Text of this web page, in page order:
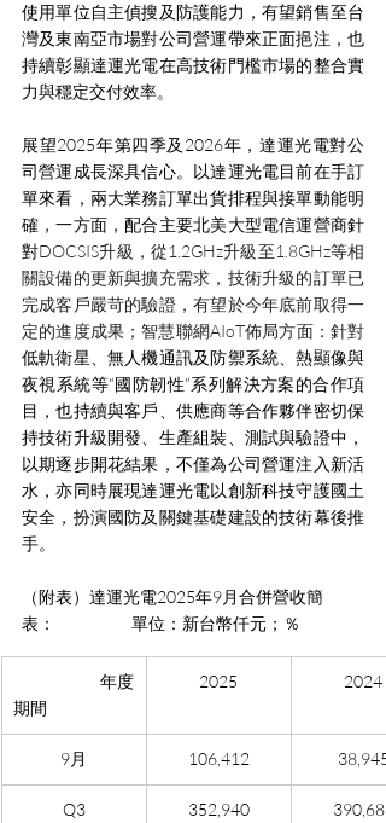
使用單位自主偵搜及防護能力，有望銷售至台
灣及東南亞市場對公司營運帶來正面挹注，也
持續彰顯達運光電在高技術門檻市場的整合實
力與穩定交付效率。
展望2025年第四季及2026年，達運光電對公
司營運成長深具信心。以達運光電目前在手訂
單來看，兩大業務訂單出貨排程與接單動能明
確，一方面，配合主要北美大型電信運營商針
對DOCSIS升級，從1.2GHz升級至1.8GHz等相
關設備的更新與擴充需求，技術升級的訂單已
完成客戶嚴苛的驗證，有望於今年底前取得一
定的進度成果；智慧聯網AIoT佈局方面：針對
低軌衛星、無人機通訊及防禦系統、熱顯像與
夜視系統等“國防韌性”系列解決方案的合作項
目，也持續與客戶、供應商等合作夥伴密切保
持技術升級開發、生產組裝、測試與驗證中，
以期逐步開花結果，不僅為公司營運注入新活
水，亦同時展現達運光電以創新科技守護國土
安全，扮演國防及關鍵基礎建設的技術幕後推
手。
（附表）達運光電2025年9月合併營收簡
表：                     單位：新台幣仟元；％
年度
期間
2025 2024
9月 106,412 38,945
Q3 352,940 390,685